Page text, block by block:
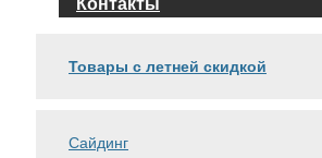
Контакты
Товары с летней скидкой
Сайдинг